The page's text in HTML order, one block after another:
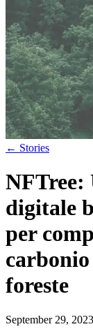
← Stories
NFTree:
digitale
per
carbonio
foreste
September 29, 2023